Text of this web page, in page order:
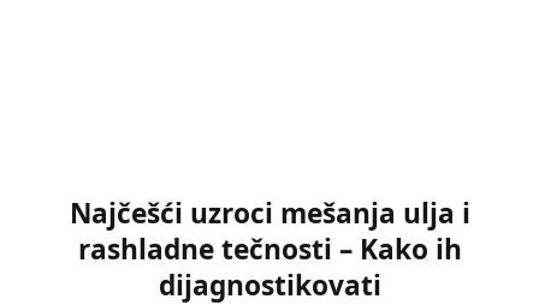
Najčešći uzroci mešanja ulja i
rashladne tečnosti – Kako ih
dijagnostikovati